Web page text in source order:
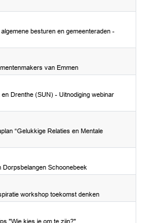
besturen en gemeenteraden -
van Emmen
Drenthe (SUN) - Uitnodiging webinar
“Gelukkige Relaties en Mentale
Schoonebeek
workshop toekomst denken
"Wie kies je om te zijn?"